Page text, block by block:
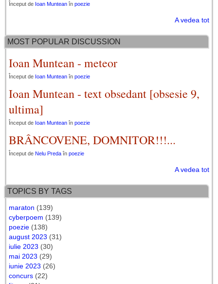
Început de Ioan Muntean în poezie
A vedea tot
MOST POPULAR DISCUSSION
Ioan Muntean - meteor
Început de Ioan Muntean în poezie
Ioan Muntean - text obsedant [obsesie 9,
ultima]
Început de Ioan Muntean în poezie
BRÂNCOVENE, DOMNITOR!!!...
Început de Nelu Preda în poezie
A vedea tot
TOPICS BY TAGS
maraton (139)
cyberpoem (139)
poezie (138)
august 2023 (31)
iulie 2023 (30)
mai 2023 (29)
iunie 2023 (26)
concurs (22)